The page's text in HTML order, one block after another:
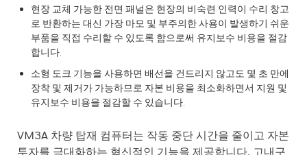
현장 교체 가능한 전면 패널은 현장의 비숙련 인력이 수리 창고
로 반환하는 대신 가장 마모 및 부주의한 사용이 발생하기 쉬운
부품을 직접 수리할 수 있도록 함으로써 유지보수 비용을 절감
합니다.
소형 도크 기능을 사용하면 배선을 건드리지 않고도 몇 초 만에
장착 및 제거가 가능하므로 자본 비용을 최소화하면서 지원 및
유지보수 비용을 절감할 수 있습니다.
VM3A 차량 탑재 컴퓨터는 작동 중단 시간을 줄이고 자본
투자를 극대화하는 혁신적인 기능을 제공합니다. 고내구